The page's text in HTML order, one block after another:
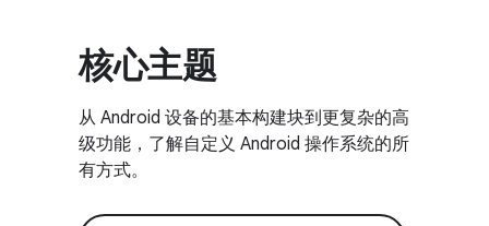
核心主题
从 Android 设备的基本构建块到更复杂的高
级功能，了解自定义 Android 操作系统的所
有方式。